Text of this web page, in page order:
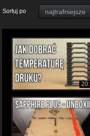
Sortuj po